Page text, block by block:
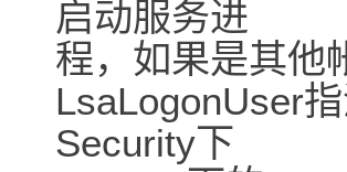
启动服务进
程，如果是其他
LsaLogonUser
Security下